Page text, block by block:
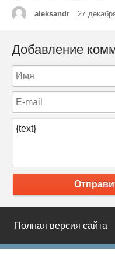
aleksandr 27
Добавление
Полная версия сайта